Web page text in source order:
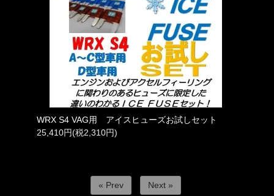
WRX S4 VAG用 アイスヒューズお試しセット
25,410円(税2,310円)
« Prev Next »